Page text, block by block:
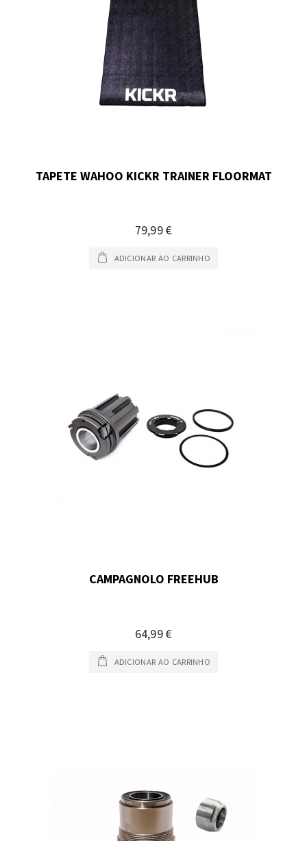
TAPETE WAHOO KICKR TRAINER FLOORMAT
79,99 €
ADICIONAR AO CARRINHO
CAMPAGNOLO FREEHUB
64,99 €
ADICIONAR AO CARRINHO